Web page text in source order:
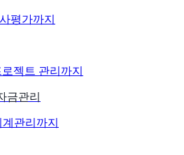
평가까지
젝트 관리까지
금관리
관리까지